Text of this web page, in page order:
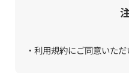
・利用規約にご同意いた